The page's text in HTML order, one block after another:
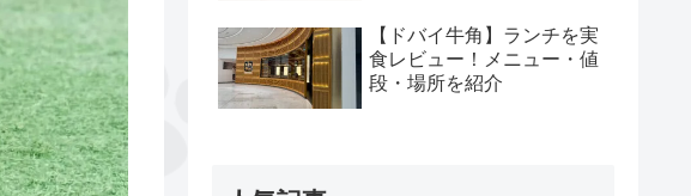
【ドバイ牛角】ランチを実
食レビュー！メニュー・値
段・場所を紹介